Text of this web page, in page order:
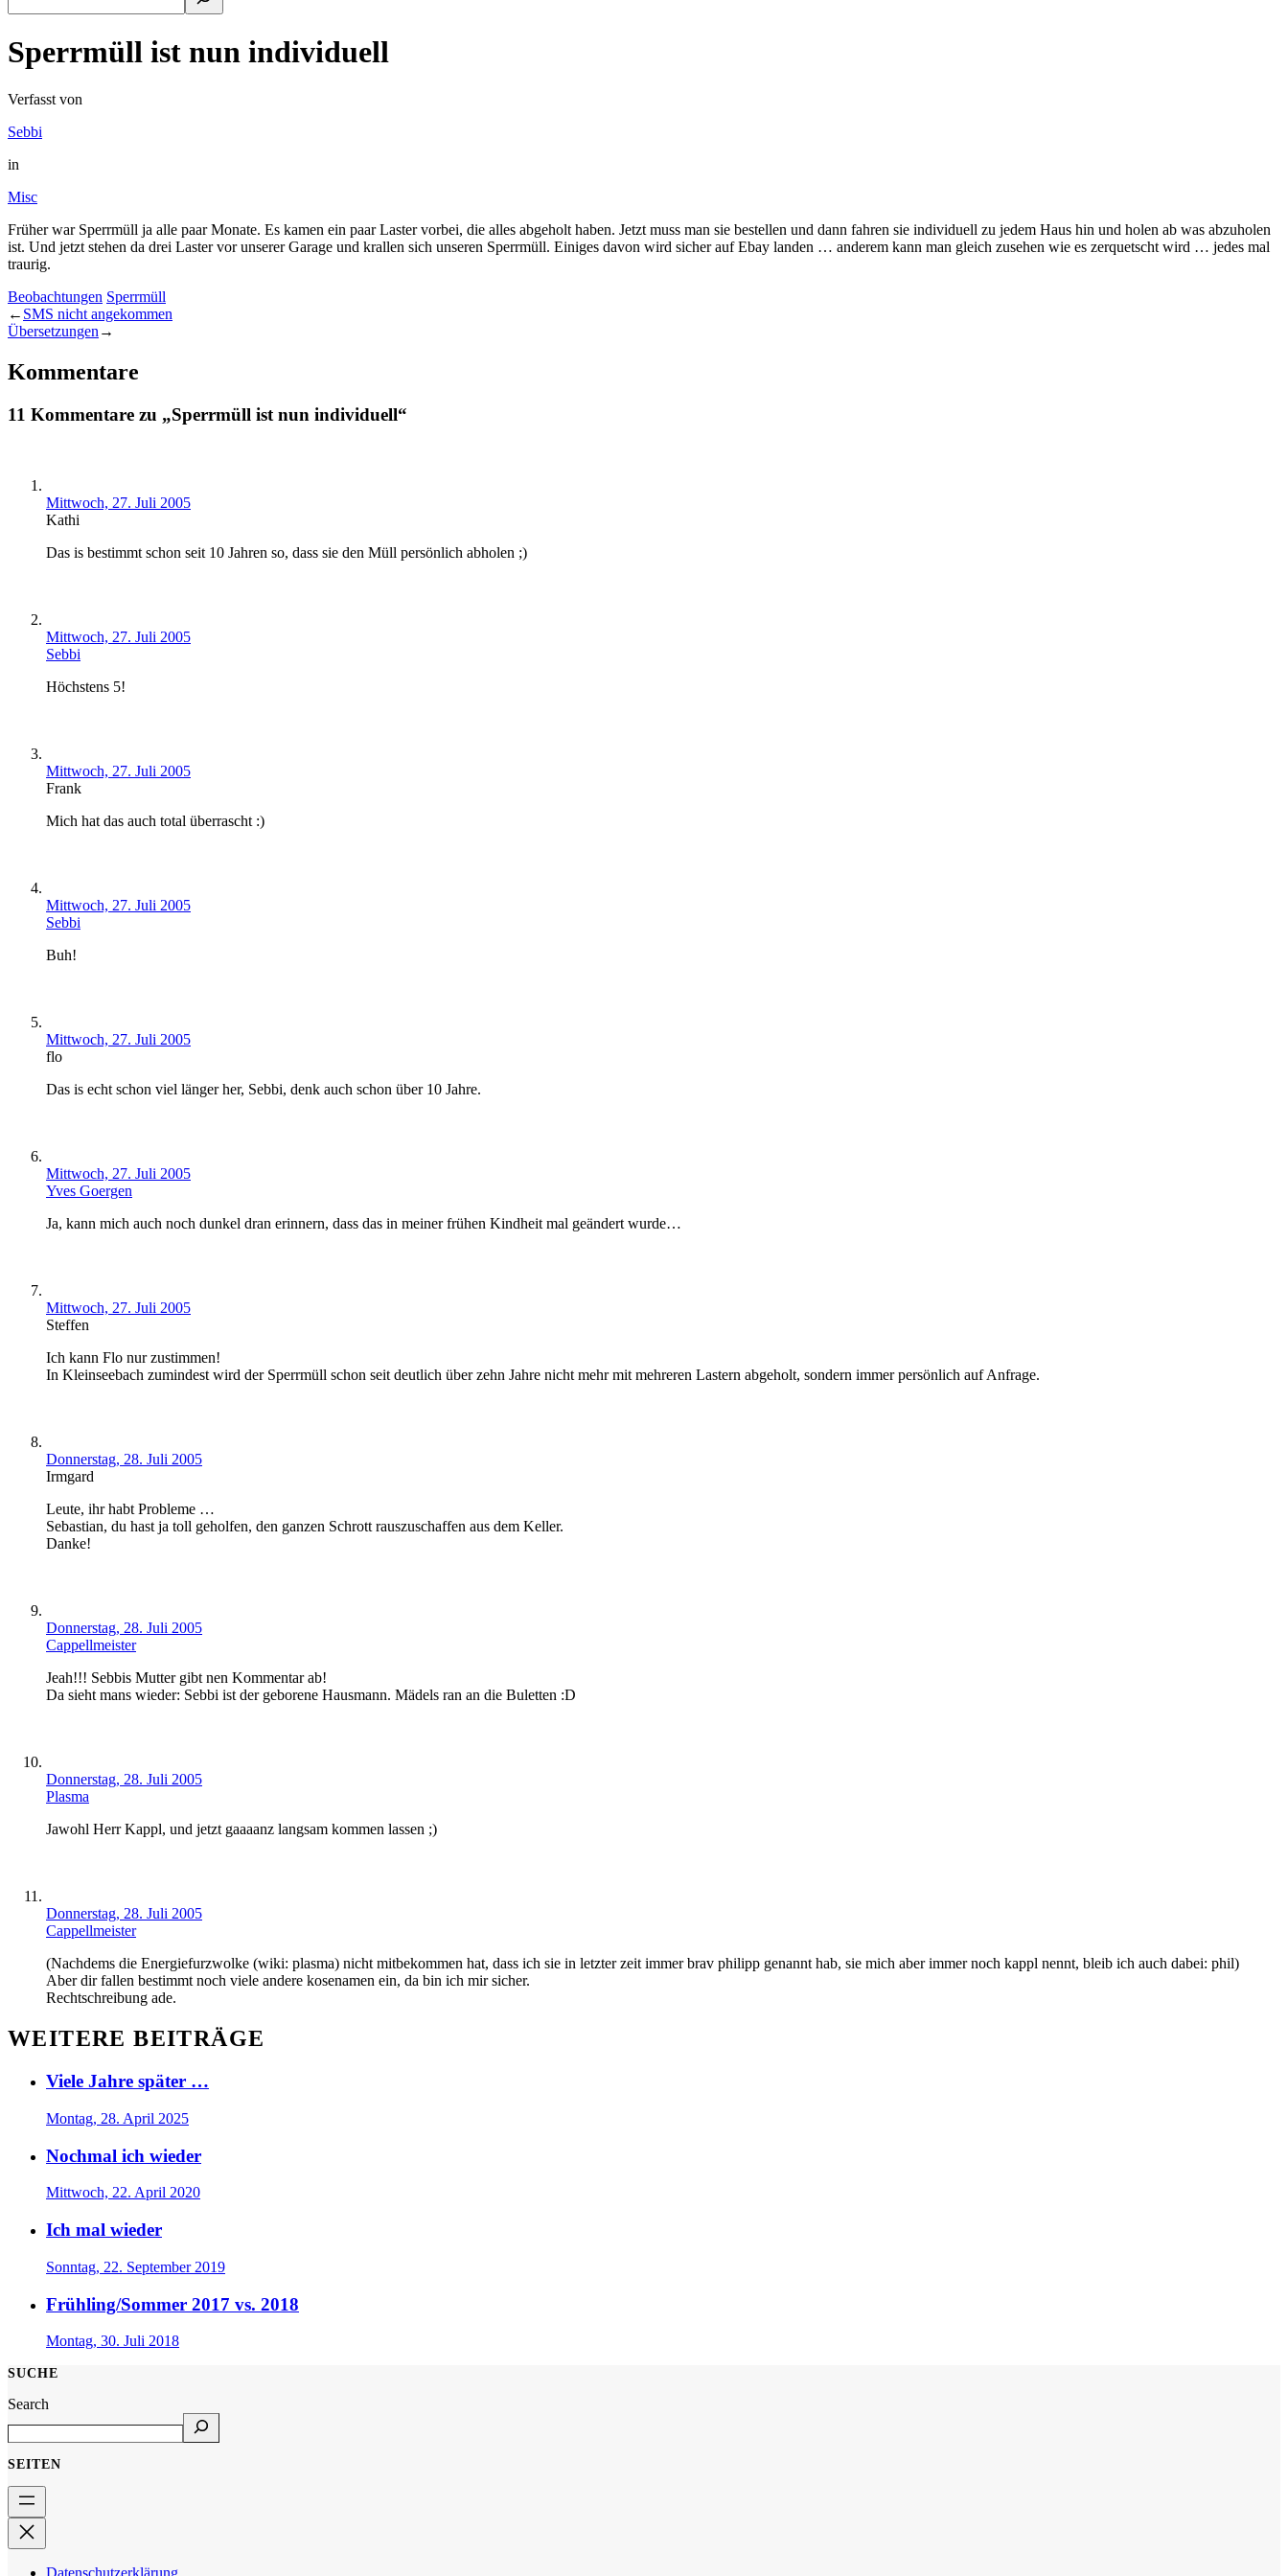
Sperrmüll ist nun individuell
Verfasst von
Sebbi
in
Misc
Früher war Sperrmüll ja alle paar Monate. Es kamen ein paar Laster vorbei, die alles abgeholt haben. Jetzt muss man sie bestellen und dann fahren sie individuell zu jedem Haus hin und holen ab was abzuholen
ist. Und jetzt stehen da drei Laster vor unserer Garage und krallen sich unseren Sperrmüll. Einiges davon wird sicher auf Ebay landen … anderem kann man gleich zusehen wie es zerquetscht wird … jedes mal
traurig.
Beobachtungen Sperrmüll
← SMS nicht angekommen
Übersetzungen →
Kommentare
11 Kommentare zu „Sperrmüll ist nun individuell“
Mittwoch, 27. Juli 2005
Kathi
Das is bestimmt schon seit 10 Jahren so, dass sie den Müll persönlich abholen ;)
Mittwoch, 27. Juli 2005
Sebbi
Höchstens 5!
Mittwoch, 27. Juli 2005
Frank
Mich hat das auch total überrascht :)
Mittwoch, 27. Juli 2005
Sebbi
Buh!
Mittwoch, 27. Juli 2005
flo
Das is echt schon viel länger her, Sebbi, denk auch schon über 10 Jahre.
Mittwoch, 27. Juli 2005
Yves Goergen
Ja, kann mich auch noch dunkel dran erinnern, dass das in meiner frühen Kindheit mal geändert wurde…
Mittwoch, 27. Juli 2005
Steffen
Ich kann Flo nur zustimmen!
In Kleinseebach zumindest wird der Sperrmüll schon seit deutlich über zehn Jahre nicht mehr mit mehreren Lastern abgeholt, sondern immer persönlich auf Anfrage.
Donnerstag, 28. Juli 2005
Irmgard
Leute, ihr habt Probleme …
Sebastian, du hast ja toll geholfen, den ganzen Schrott rauszuschaffen aus dem Keller.
Danke!
Donnerstag, 28. Juli 2005
Cappellmeister
Jeah!!! Sebbis Mutter gibt nen Kommentar ab!
Da sieht mans wieder: Sebbi ist der geborene Hausmann. Mädels ran an die Buletten :D
Donnerstag, 28. Juli 2005
Plasma
Jawohl Herr Kappl, und jetzt gaaaanz langsam kommen lassen ;)
Donnerstag, 28. Juli 2005
Cappellmeister
(Nachdems die Energiefurzwolke (wiki: plasma) nicht mitbekommen hat, dass ich sie in letzter zeit immer brav philipp genannt hab, sie mich aber immer noch kappl nennt, bleib ich auch dabei: phil)
Aber dir fallen bestimmt noch viele andere kosenamen ein, da bin ich mir sicher.
Rechtschreibung ade.
WEITERE BEITRÄGE
Viele Jahre später …
Montag, 28. April 2025
Nochmal ich wieder
Mittwoch, 22. April 2020
Ich mal wieder
Sonntag, 22. September 2019
Frühling/Sommer 2017 vs. 2018
Montag, 30. Juli 2018
SUCHE
Search
SEITEN